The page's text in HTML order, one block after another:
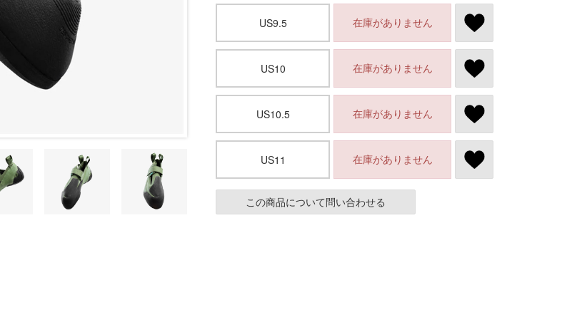
US9.5 在庫がありません
US10 在庫がありません
US10.5 在庫がありません
US11 在庫がありません
この商品について問い合わせる